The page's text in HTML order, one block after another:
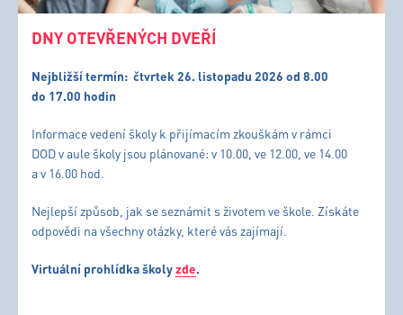
DNY OTEVŘENÝCH DVEŘÍ
Nejbližší termín: čtvrtek 26. listopadu 2026 od 8.00
do 17.00 hodin
Informace vedení školy k přijímacím zkouškám v rámci
DOD v aule školy jsou plánované: v 10.00, ve 12.00, ve 14.00
a v 16.00 hod.
Nejlepší způsob, jak se seznámit s životem ve škole. Získáte
odpovědi na všechny otázky, které vás zajímají.
Virtuální prohlídka školyzde.